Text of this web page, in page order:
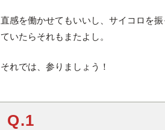
直感を働かせてもいいし、サイコロを
ていたらそれもまたよし。
それでは、参りましょう！
Q.1